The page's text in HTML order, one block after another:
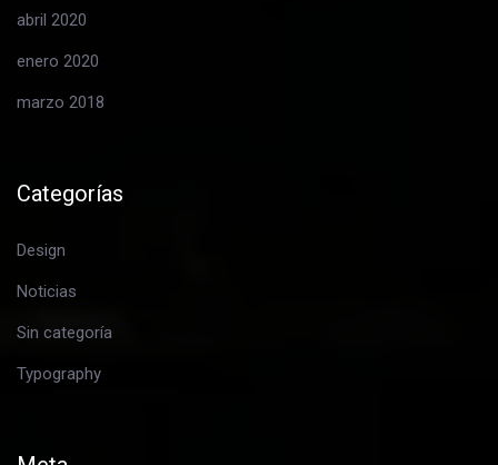
abril 2020
enero 2020
marzo 2018
Categorías
Design
Noticias
Sin categoría
Typography